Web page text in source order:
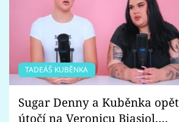
TADEÁŠ KUBĚNKA
Sugar Denny a Kuběnka opět
útočí na Veronicu Biasiol.